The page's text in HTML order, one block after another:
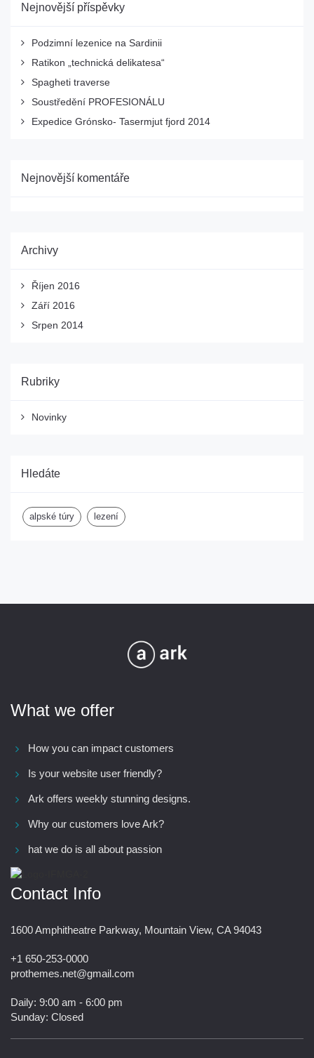
Nejnovější příspěvky
Podzimní lezenice na Sardinii
Ratikon „technická delikatesa“
Spagheti traverse
Soustředění PROFESIONÁLU
Expedice Grónsko- Tasermjut fjord 2014
Nejnovější komentáře
Archivy
Říjen 2016
Září 2016
Srpen 2014
Rubriky
Novinky
Hledáte
alpské túry lezení
What we offer
How you can impact customers
Is your website user friendly?
Ark offers weekly stunning designs.
Why our customers love Ark?
hat we do is all about passion
Contact Info
1600 Amphitheatre Parkway, Mountain View, CA 94043
+1 650-253-0000
prothemes.net@gmail.com
Daily: 9:00 am - 6:00 pm
Sunday: Closed